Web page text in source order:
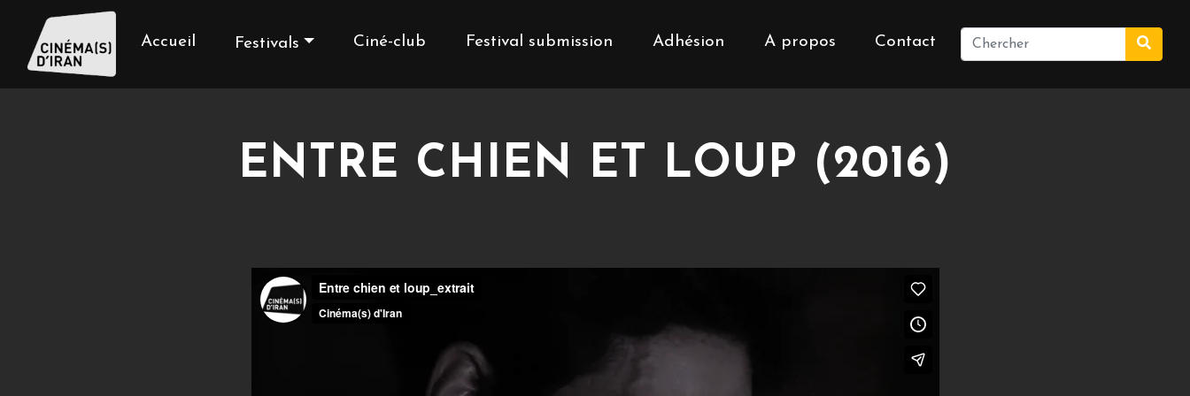
Accueil Festivals Ciné-club Festival submission Adhésion A propos Contact
ENTRE CHIEN ET LOUP (2016)